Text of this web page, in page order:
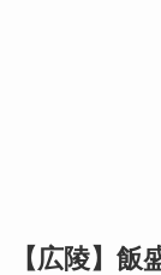
【広陵】